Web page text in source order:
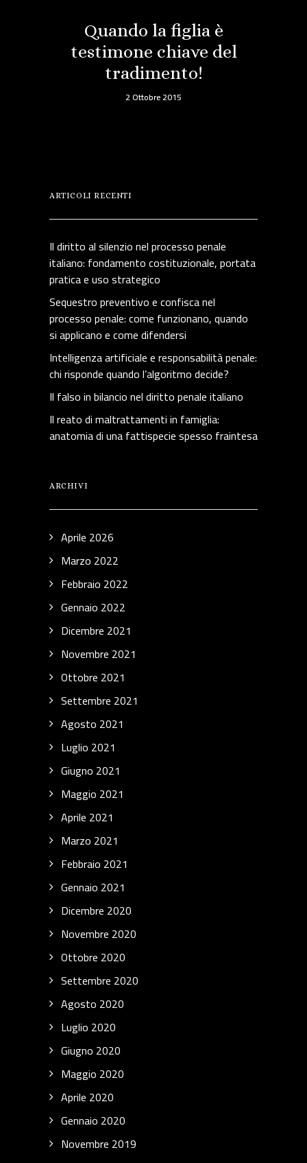
Quando la figlia è
testimone chiave del
tradimento!
2 Ottobre 2015
ARTICOLI RECENTI
Il diritto al silenzio nel processo penale
italiano: fondamento costituzionale, portata
pratica e uso strategico
Sequestro preventivo e confisca nel
processo penale: come funzionano, quando
si applicano e come difendersi
Intelligenza artificiale e responsabilità penale:
chi risponde quando l’algoritmo decide?
Il falso in bilancio nel diritto penale italiano
Il reato di maltrattamenti in famiglia:
anatomia di una fattispecie spesso fraintesa
ARCHIVI
Aprile 2026
Marzo 2022
Febbraio 2022
Gennaio 2022
Dicembre 2021
Novembre 2021
Ottobre 2021
Settembre 2021
Agosto 2021
Luglio 2021
Giugno 2021
Maggio 2021
Aprile 2021
Marzo 2021
Febbraio 2021
Gennaio 2021
Dicembre 2020
Novembre 2020
Ottobre 2020
Settembre 2020
Agosto 2020
Luglio 2020
Giugno 2020
Maggio 2020
Aprile 2020
Gennaio 2020
Novembre 2019